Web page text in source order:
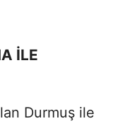
İLE
Durmuş ile